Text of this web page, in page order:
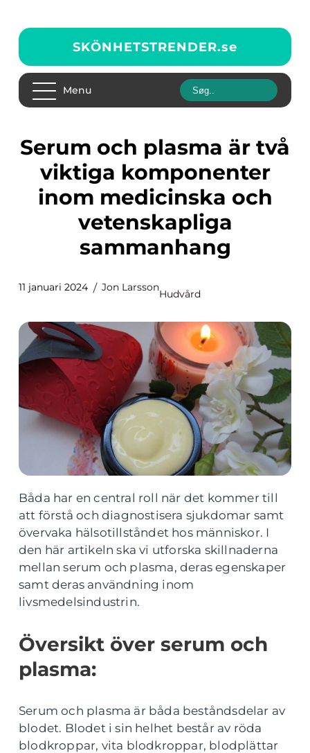
SKÖNHETSTRENDER.se
Menu
Serum och plasma är två
viktiga komponenter
inom medicinska och
vetenskapliga
sammanhang
11 januari 2024 Jon Larsson
Hudvård
Båda har en central roll när det kommer till
att förstå och diagnostisera sjukdomar samt
övervaka hälsotillståndet hos människor. I
den här artikeln ska vi utforska skillnaderna
mellan serum och plasma, deras egenskaper
samt deras användning inom
livsmedelsindustrin.
Översikt över serum och
plasma:
Serum och plasma är båda beståndsdelar av
blodet. Blodet i sin helhet består av röda
blodkroppar, vita blodkroppar, blodplättar